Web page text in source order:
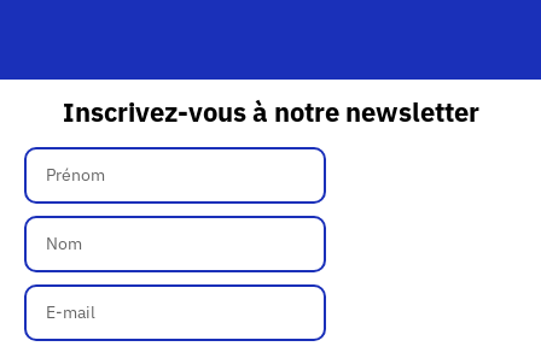
Inscrivez-vous à notre newsletter